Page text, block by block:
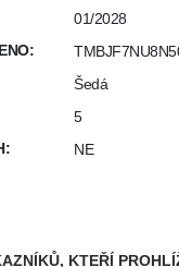
01/2028
Šedá
5
NE
KTEŘÍ